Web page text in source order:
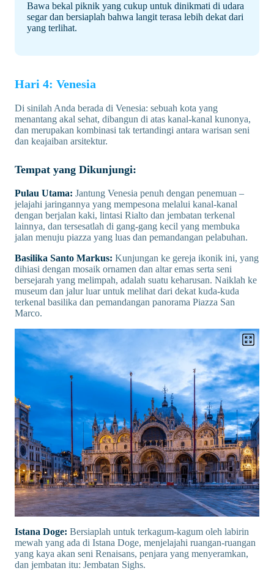
Bawa bekal piknik yang cukup untuk dinikmati di udara
segar dan bersiaplah bahwa langit terasa lebih dekat dari
yang terlihat.
Hari 4: Venesia
Di sinilah Anda berada di Venesia: sebuah kota yang
menantang akal sehat, dibangun di atas kanal-kanal kunonya,
dan merupakan kombinasi tak tertandingi antara warisan seni
dan keajaiban arsitektur.
Tempat yang Dikunjungi:
Pulau Utama: Jantung Venesia penuh dengan penemuan –
jelajahi jaringannya yang mempesona melalui kanal-kanal
dengan berjalan kaki, lintasi Rialto dan jembatan terkenal
lainnya, dan tersesatlah di gang-gang kecil yang membuka
jalan menuju piazza yang luas dan pemandangan pelabuhan.
Basilika Santo Markus: Kunjungan ke gereja ikonik ini, yang
dihiasi dengan mosaik ornamen dan altar emas serta seni
bersejarah yang melimpah, adalah suatu keharusan. Naiklah ke
museum dan jalur luar untuk melihat dari dekat kuda-kuda
terkenal basilika dan pemandangan panorama Piazza San
Marco.
Istana Doge: Bersiaplah untuk terkagum-kagum oleh labirin
mewah yang ada di Istana Doge, menjelajahi ruangan-ruangan
yang kaya akan seni Renaisans, penjara yang menyeramkan,
dan jembatan itu: Jembatan Sighs.